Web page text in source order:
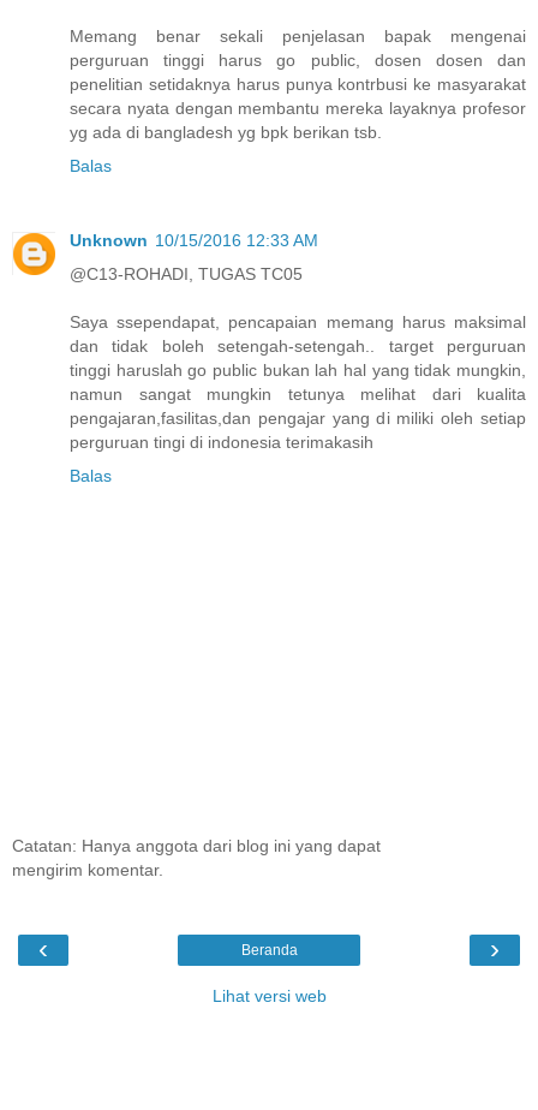
Memang benar sekali penjelasan bapak mengenai
perguruan tinggi harus go public, dosen dosen dan
penelitian setidaknya harus punya kontrbusi ke masyarakat
secara nyata dengan membantu mereka layaknya profesor
yg ada di bangladesh yg bpk berikan tsb.
Balas
Unknown 10/15/2016 12:33 AM
@C13-ROHADI, TUGAS TC05
Saya ssependapat, pencapaian memang harus maksimal
dan tidak boleh setengah-setengah.. target perguruan
tinggi haruslah go public bukan lah hal yang tidak mungkin,
namun sangat mungkin tetunya melihat dari kualita
pengajaran,fasilitas,dan pengajar yang di miliki oleh setiap
perguruan tingi di indonesia terimakasih
Balas
Catatan: Hanya anggota dari blog ini yang dapat
mengirim komentar.
‹ ›
Beranda
Lihat versi web